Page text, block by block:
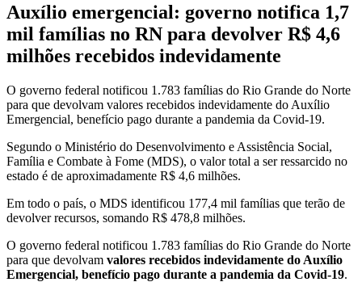
Auxílio emergencial: governo notifica 1,7
mil famílias no RN para devolver R$ 4,6
milhões recebidos indevidamente
O governo federal notificou 1.783 famílias do Rio Grande do Norte
para que devolvam valores recebidos indevidamente do Auxílio
Emergencial, benefício pago durante a pandemia da Covid-19.
Segundo o Ministério do Desenvolvimento e Assistência Social,
Família e Combate à Fome (MDS), o valor total a ser ressarcido no
estado é de aproximadamente R$ 4,6 milhões.
Em todo o país, o MDS identificou 177,4 mil famílias que terão de
devolver recursos, somando R$ 478,8 milhões.
O governo federal notificou 1.783 famílias do Rio Grande do Norte
para que devolvam valores recebidos indevidamente do Auxílio
Emergencial, benefício pago durante a pandemia da Covid-19.